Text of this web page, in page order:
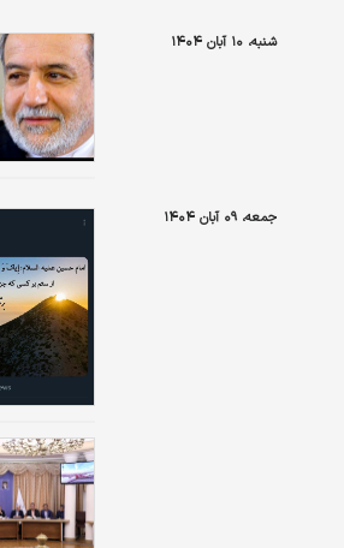
شنبه، ۱۰ آبان ۱۴۰۴
جمعه، ۰۹ آبان ۱۴۰۴